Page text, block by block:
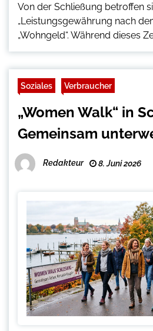
Von der Schließung betroffen
„Leistungsgewährung nach
„Wohngeld“. Während dieses
Soziales Verbraucher
„Women Walk“ in
Gemeinsam
Redakteur 8. Juni 2026